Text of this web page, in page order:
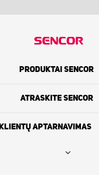
PRODUKTAI SENCOR
ATRASKITE SENCOR
KLIENTŲ APTARNAVIMAS